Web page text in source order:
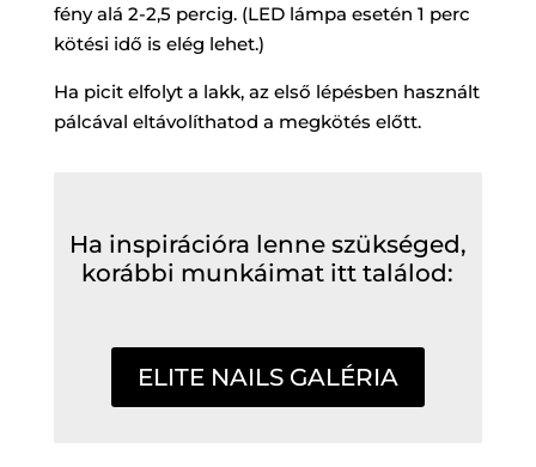
fény alá 2-2,5 percig. (LED lámpa esetén 1 perc
kötési idő is elég lehet.)
Ha picit elfolyt a lakk, az első lépésben használt
pálcával eltávolíthatod a megkötés előtt.
Ha inspirációra lenne szükséged,
korábbi munkáimat itt találod:
ELITE NAILS GALÉRIA